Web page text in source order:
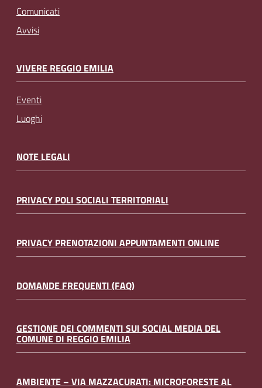
Comunicati
Avvisi
VIVERE REGGIO EMILIA
Eventi
Luoghi
NOTE LEGALI
PRIVACY POLI SOCIALI TERRITORIALI
PRIVACY PRENOTAZIONI APPUNTAMENTI ONLINE
DOMANDE FREQUENTI (FAQ)
GESTIONE DEI COMMENTI SUI SOCIAL MEDIA DEL
COMUNE DI REGGIO EMILIA
AMBIENTE – VIA MAZZACURATI: MICROFORESTE AL